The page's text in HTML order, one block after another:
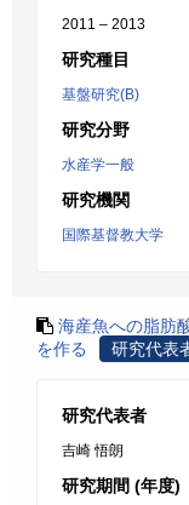
2011 – 2013
研究種目
基盤研究(B)
研究分野
水産学一般
研究機関
国際基督教大学
海産魚への脂肪
を作る
研究代表
研究代表者
吉崎 悟朗
研究期間 (年度)